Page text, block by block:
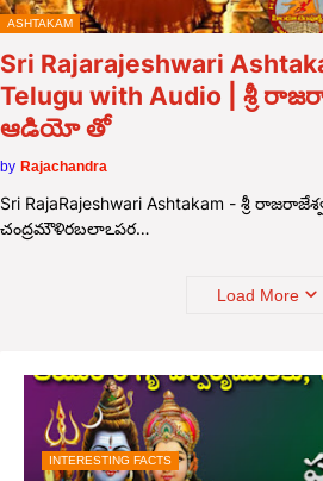
ASHTAKAM
Sri Rajarajeshwari
Telugu with Audio | శ్రీ
ఆడియో తో
by Rajachandra
Sri RajaRajeshwari Ashtakam - శ్రీ
చంద్రమౌళిరబలాఽపర…
Load More
INTERESTING FACTS